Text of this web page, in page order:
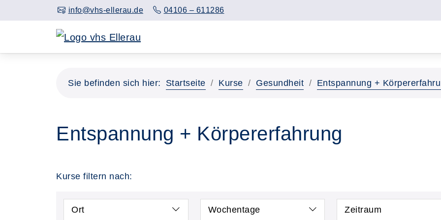
info@vhs-ellerau.de 04106 – 611286
Sie befinden sich hier: Startseite Kurse Gesundheit Entspannung +
Entspannung + Körpererfahrung
Kurse filtern nach:
Ort Wochentage Zeitraum